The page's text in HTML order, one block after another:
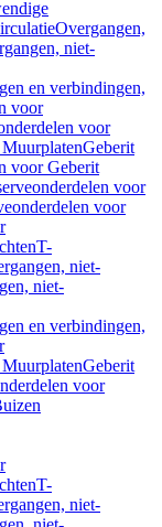
Overgangen,
niet-
en verbindingen,
voor
voor
Geberit
voor Geberit
voor
voor
T-
niet-
niet-
en verbindingen,
Geberit
voor
T-
niet-